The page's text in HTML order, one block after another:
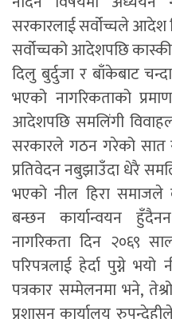
सरकारलाई सर्वोच्चले आदेश
सर्वोच्चको आदेशपछि
दिलु बुर्दुजा र बाँकेबाट
भएको नागरिकताको
आदेशपछि समलिंगी
सरकारले गठन गरेको सात
प्रतिवेदन नबुझाउँदा धेरै
भएको नील हिरा
बन्छन कार्यान्वयन
नागरिकता दिन २०६९
परिपत्रलाई हेर्दा पुग्ने
पत्रकार सम्मेलनमा भने,